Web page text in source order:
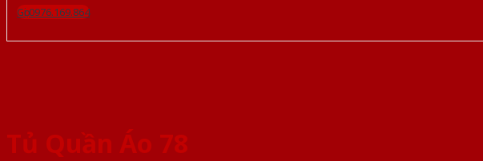
Gọi 0976.169.864
Tủ Quần Áo 78